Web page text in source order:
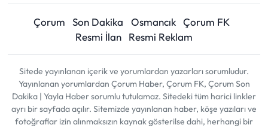
Çorum Son Dakika Osmancık Çorum FK
Resmi İlan
Resmi Reklam
Sitede yayınlanan içerik ve yorumlardan yazarları sorumludur.
Yayınlanan yorumlardan Çorum Haber, Çorum FK, Çorum Son
Dakika | Yayla Haber sorumlu tutulamaz. Sitedeki tüm harici linkler
ayrı bir sayfada açılır. Sitemizde yayınlanan haber, köşe yazıları ve
fotoğraflar izin alınmaksızın kaynak gösterilse dahi, herhangi bir